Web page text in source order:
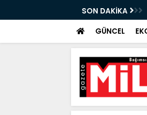
SON DAKİKA
GÜNCEL